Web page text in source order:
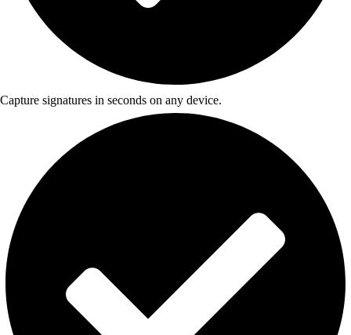
Capture signatures in seconds on any device.